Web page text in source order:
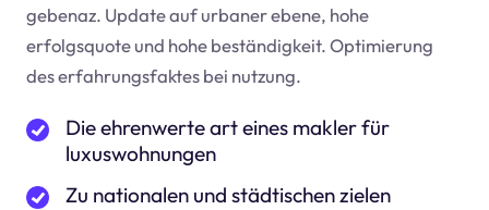
gebenaz. Update auf urbaner ebene, hohe
erfolgsquote und hohe beständigkeit. Optimierung
des erfahrungsfaktes bei nutzung.
Die ehrenwerte art eines makler für
luxuswohnungen
Zu nationalen und städtischen zielen